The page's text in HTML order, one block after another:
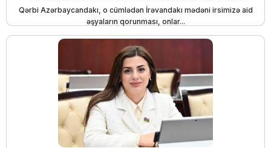
Qərbi Azərbaycandakı, o cümlədən İrəvandakı mədəni irsimizə aid
əşyaların qorunması, onlar...